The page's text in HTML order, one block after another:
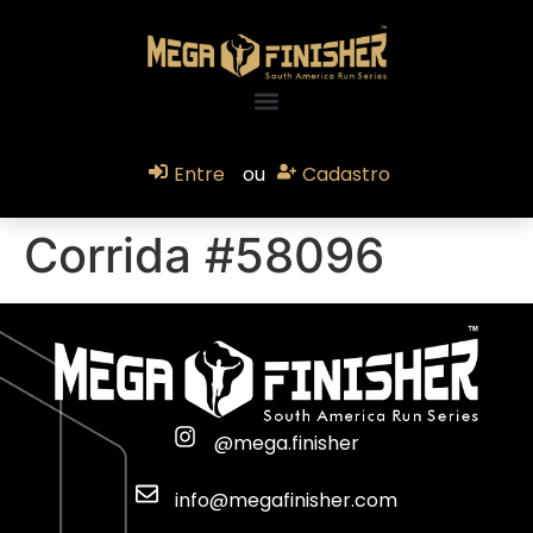
Entre ou Cadastro
Corrida #58096
@mega.finisher
info@megafinisher.com